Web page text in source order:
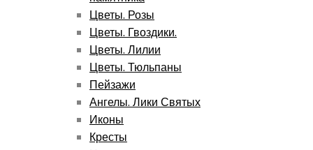
Цветы. Розы
Цветы. Гвоздики.
Цветы. Лилии
Цветы. Тюльпаны
Пейзажи
Ангелы. Лики Святых
Иконы
Кресты